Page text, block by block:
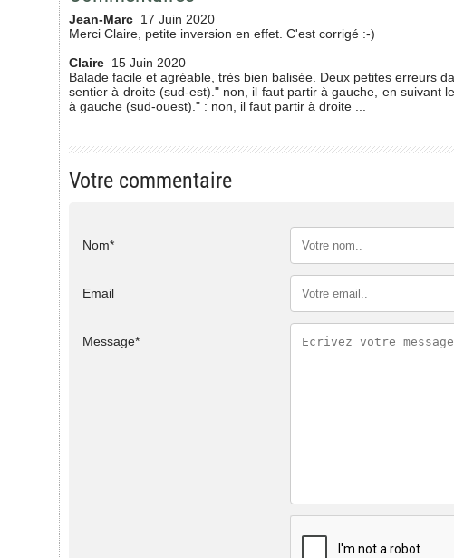
Jean-Marc 17 Juin 2020
Merci Claire, petite inversion en effet. C'est corrigé :-)
Claire 15 Juin 2020
Balade facile et agréable, très bien balisée. Deux petites erreurs
sentier à droite (sud-est)." non, il faut partir à gauche, en suivant
à gauche (sud-ouest)." : non, il faut partir à droite ...
Votre commentaire
Nom*
Email
Message*